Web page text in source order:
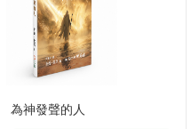
為神發聲的人